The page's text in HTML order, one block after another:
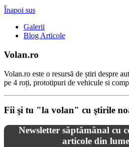
Înapoi sus
Galerii
Blog Articole
Volan.ro
Volan.ro este o resursă de știri despre
pe 4 roți, prototipuri de vehicule si
Fii şi tu "la volan" cu ştirile
Newsletter săptămânal cu
articole din